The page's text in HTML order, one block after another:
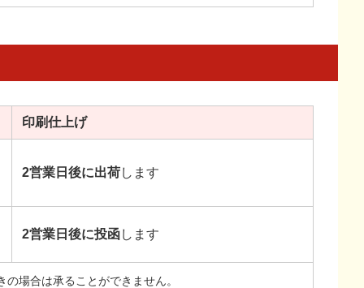
印刷仕上げ
2営業日後に出荷します
2営業日後に投函します
場合は承ることができません。